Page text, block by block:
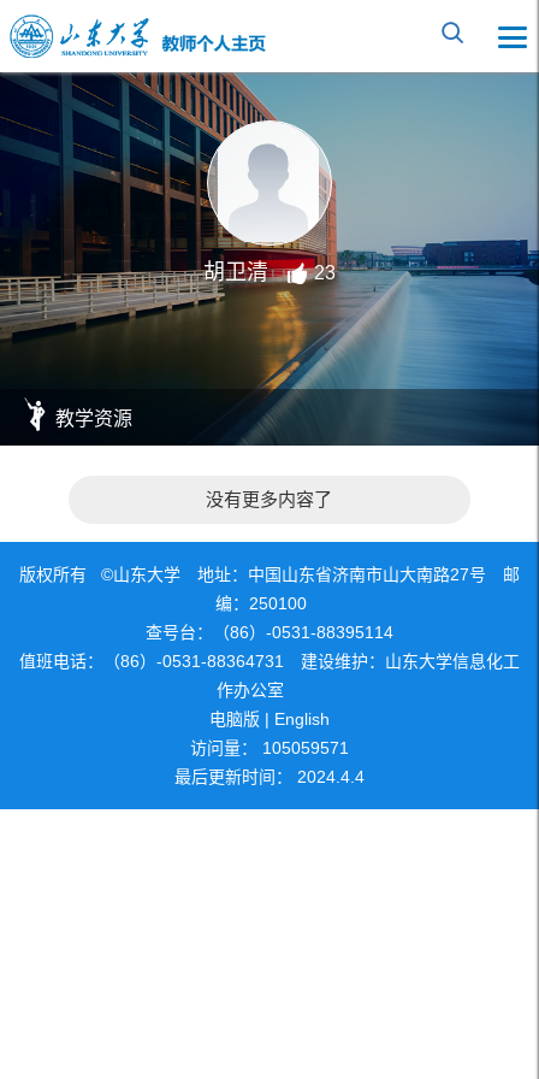
胡卫清 23
教学资源
没有更多内容了
版权所有 ©山东大学 地址：中国山东省济南市山大南路27号 邮
编：250100
查号台：（86）-0531-88395114
值班电话：（86）-0531-88364731 建设维护：山东大学信息化工
作办公室
电脑版 | English
访问量： 105059571
最后更新时间： 2024 4 4